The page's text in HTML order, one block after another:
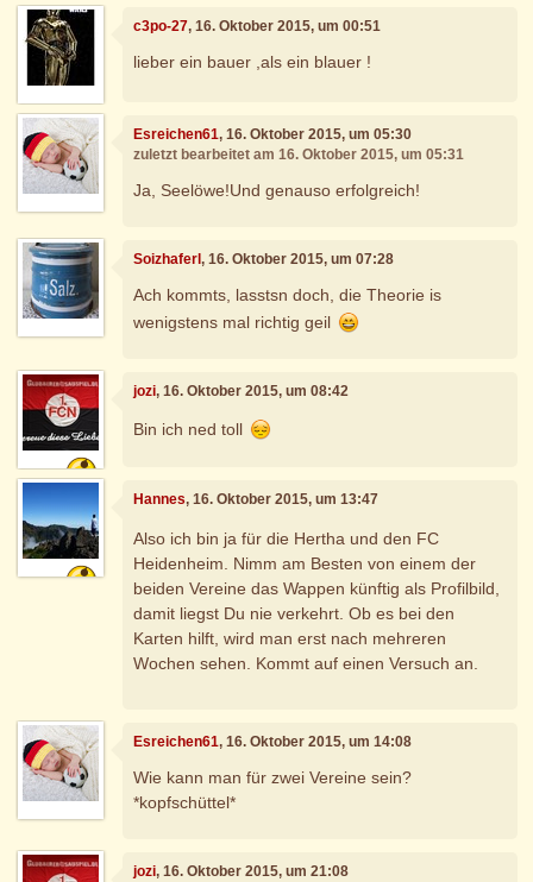
c3po-27, 16. Oktober 2015, um 00:51
lieber ein bauer ,als ein blauer !
Esreichen61, 16. Oktober 2015, um 05:30
zuletzt bearbeitet am 16. Oktober 2015, um 05:31
Ja, Seelöwe!Und genauso erfolgreich!
Soizhaferl, 16. Oktober 2015, um 07:28
Ach kommts, lasstsn doch, die Theorie is
wenigstens mal richtig geil
jozi, 16. Oktober 2015, um 08:42
Bin ich ned toll
Hannes, 16. Oktober 2015, um 13:47
Also ich bin ja für die Hertha und den FC
Heidenheim. Nimm am Besten von einem der
beiden Vereine das Wappen künftig als Profilbild,
damit liegst Du nie verkehrt. Ob es bei den
Karten hilft, wird man erst nach mehreren
Wochen sehen. Kommt auf einen Versuch an.
Esreichen61, 16. Oktober 2015, um 14:08
Wie kann man für zwei Vereine sein?
*kopfschüttel*
jozi, 16. Oktober 2015, um 21:08